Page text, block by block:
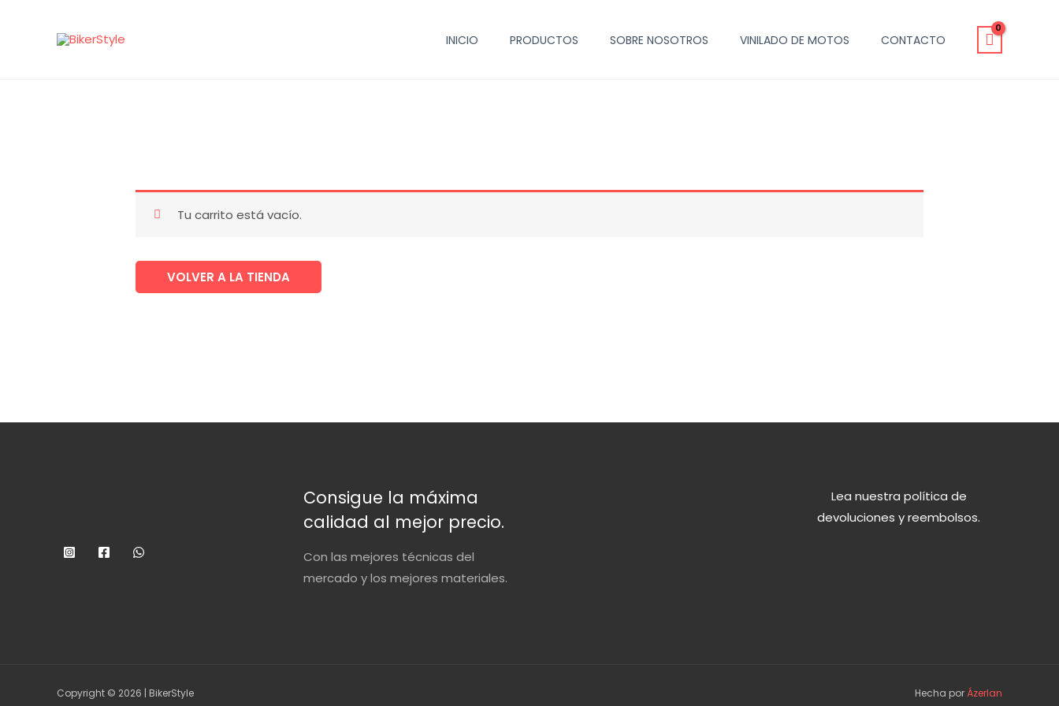
INICIO PRODUCTOS SOBRE NOSOTROS VINILADO DE MOTOS CONTACTO
Tu carrito está vacío.
VOLVER A LA TIENDA
Consigue la máxima
calidad al mejor precio.
Con las mejores técnicas del
mercado y los mejores materiales.
Lea nuestra política de
devoluciones y reembolsos.
Copyright © 2026 | BikerStyle Hecha por Ázerlan